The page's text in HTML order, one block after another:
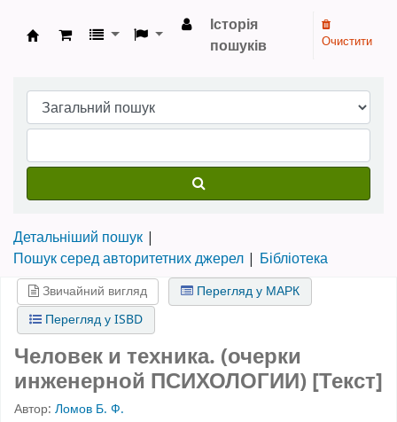
Бібліотека НТШ › Електронний каталог
Історія
пошуків
Очистити
Детальніший пошук
Пошук серед авторитетних джерел
Бібліотека
Звичайний вигляд
Перегляд у МАРК
Перегляд у ISBD
Человек и техника. (очерки
инженерной ПСИХОЛОГИИ) [Текст]
Автор: Ломов Б. Ф.